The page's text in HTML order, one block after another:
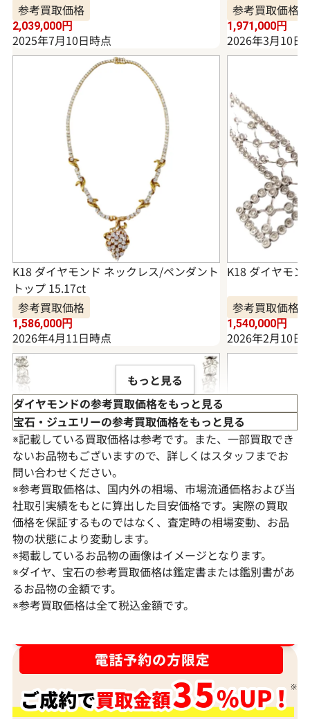
参考買取価格
2,039,000円
2025年7月10日時点
参考買取価格
1,971,000円
2026年3月10日
K18 ダイヤモンド ネックレス/ペンダント
トップ 15.17ct
参考買取価格
1,586,000円
2026年4月11日時点
K18 ダイヤモン
参考買取価格
1,540,000円
2026年2月10日
Pt･Pm900 ダイヤモンド ネックレス
17.45ct
参考買取価格
K18 ダイヤモン
もっと見る
ダイヤモンドの参考買取価格をもっと見る
宝石・ジュエリーの参考買取価格をもっと見る
※記載している買取価格は参考です。また、一部買取でき
ないお品物もございますので、詳しくはスタッフまでお
問い合わせください。
※参考買取価格は、国内外の相場、市場流通価格および当
社取引実績をもとに算出した目安価格です。実際の買取
価格を保証するものではなく、査定時の相場変動、お品
物の状態により変動します。
※掲載しているお品物の画像はイメージとなります。
※ダイヤ、宝石の参考買取価格は鑑定書または鑑別書があ
るお品物の金額です。
※参考買取価格は全て税込金額です。